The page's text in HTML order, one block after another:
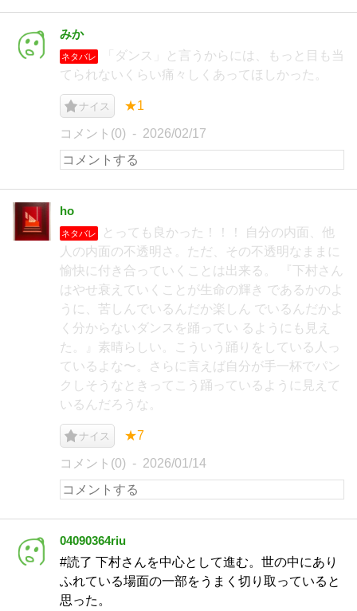
みか
ネタバレ
「ダンス」と言うからには、もっと目も当
てられないくらい痛々しくあってほしかった。
ナイス ★1
コメント(0) 2026/02/17
ho
ネタバレ
とっても良かった！！！ 自分の内面、他
人の内面の不透明さ。ただ、その不透明なままに
愉快に付き合っていくことは出来る。 『下村さん
はやせ衰えていくことが生命の輝き であるかのよ
うに、苦しんでいるんだか楽しん でいるんだかよ
く分からないダンスを踊ってい るようにも見え
た。』素晴らしい。こういう踊りをしている人っ
ているよな〜。さらに言えば自分が手一杯でパン
クしそうなときってこう踊っているように見えて
いるんだろうな。
ナイス ★7
コメント(0) 2026/01/14
04090364riu
#読了 下村さんを中心として進む。世の中にあり
ふれている場面の一部をうまく切り取っていると
思った。